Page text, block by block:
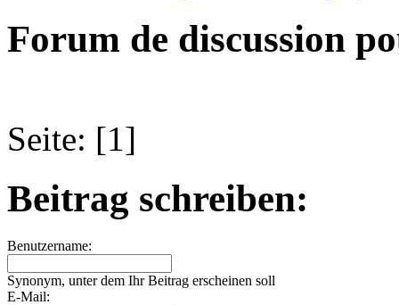
Forum de discussion
Seite: [1]
Beitrag schreiben:
Benutzername:
Synonym, unter dem Ihr Beitrag erscheinen soll
E-Mail: